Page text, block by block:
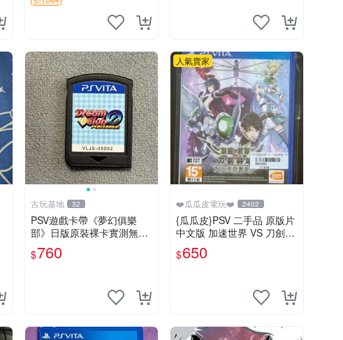
古玩基地 32
PSV遊戲卡帶《夢幻俱樂
部》日版原裝裸卡實測無
誤，限SONY PSV機支援 ps
v psv游戲 psv夢幻俱樂部
$760
人氣賣家
❤️瓜瓜皮電玩❤️ 2402
{瓜瓜皮}PSV 二手品 原版片
中文版 加速世界 VS 刀劍神
域 千年的黃昏(遊戲都能回
收)
$650